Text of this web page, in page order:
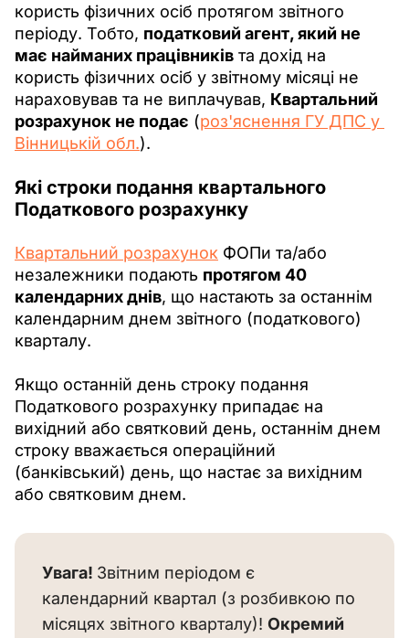
користь фізичних осіб протягом звітного
періоду. Тобто, податковий агент, який не
має найманих працівників та дохід на
користь фізичних осіб у звітному місяці не
нараховував та не виплачував, Квартальний
розрахунок не подає (роз'яснення ГУ ДПС у
Вінницькій обл.).
Які строки подання квартального
Податкового розрахунку
Квартальний розрахунок ФОПи та/або
незалежники подають протягом 40
календарних днів, що настають за останнім
календарним днем звітного (податкового)
кварталу.
Якщо останній день строку подання
Податкового розрахунку припадає на
вихідний або святковий день, останнім днем
строку вважається операційний
(банківський) день, що настає за вихідним
або святковим днем.
Увага! Звітним періодом є
календарний квартал (з розбивкою по
місяцях звітного кварталу)! Окремий